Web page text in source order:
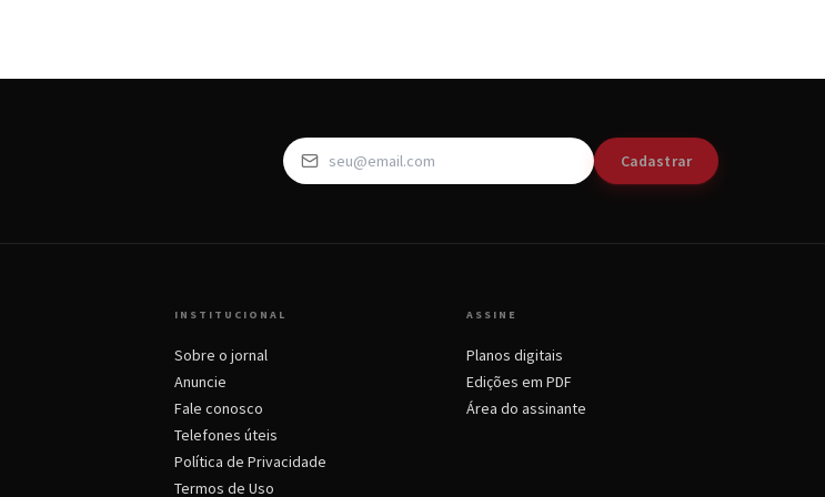
Cadastrar
INSTITUCIONAL
Sobre o jornal
Anuncie
Fale conosco
Telefones úteis
Política de Privacidade
Termos de Uso
ASSINE
Planos digitais
Edições em PDF
Área do assinante